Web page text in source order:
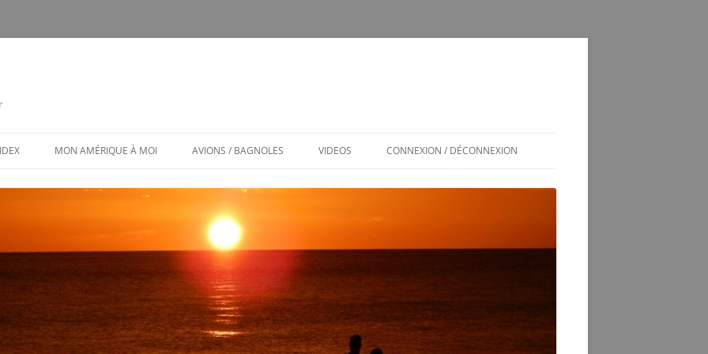
MON AMÉRIQUE À MOI
LES PUBS TOXIQUES
ARCHITECTURE BIZARRE ET TOUT
VENANT
AVIONS / BAGNOLES
AVIONS ET BAGNOLES (MENU)
350 SL LES SOUCIS D’UNE
VÉRINS DE COFFRE 350SL
SCHÉMA ÉLECTRIQUE 2CV6 PAST
1981
VIDEOS CONNEXION / DÉCONNEXION